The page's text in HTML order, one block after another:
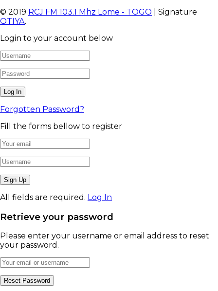
© 2019 RCJ FM 103.1 Mhz Lome - TOGO | Signature
OTIYA.
Login to your account below
Forgotten Password?
Fill the forms bellow to register
All fields are required. Log In
Retrieve your password
Please enter your username or email address to reset
your password.